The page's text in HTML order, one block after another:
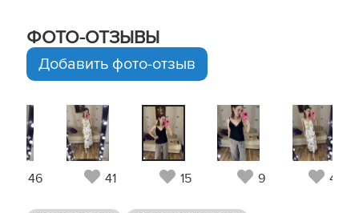
ФОТО-ОТЗЫВЫ
Добавить фото-отзыв
46 41 15 9 46